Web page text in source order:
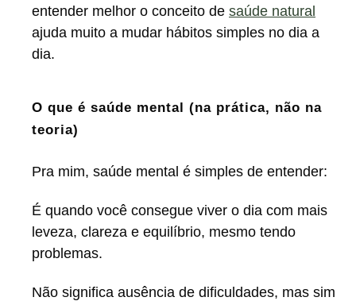
entender melhor o conceito de saúde natural
ajuda muito a mudar hábitos simples no dia a
dia.
O que é saúde mental (na prática, não na
teoria)
Pra mim, saúde mental é simples de entender:
É quando você consegue viver o dia com mais
leveza, clareza e equilíbrio, mesmo tendo
problemas.
Não significa ausência de dificuldades, mas sim